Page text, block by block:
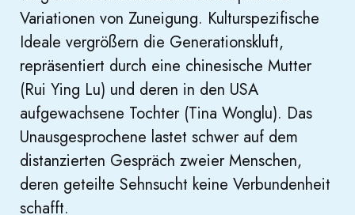
Variationen von Zuneigung. Kulturspezifische
Ideale vergrößern die Generationskluft,
repräsentiert durch eine chinesische Mutter
(Rui Ying Lu) und deren in den USA
aufgewachsene Tochter (Tina Wonglu). Das
Unausgesprochene lastet schwer auf dem
distanzierten Gespräch zweier Menschen,
deren geteilte Sehnsucht keine Verbundenheit
schafft.